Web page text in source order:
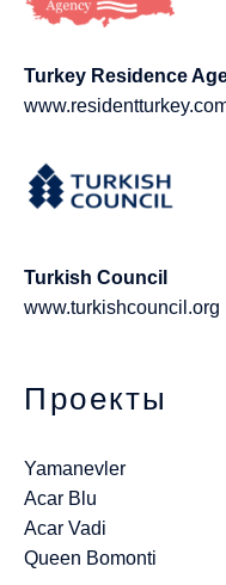
Turkey Residence
Turkish Council
www.turkishcouncil.org
Проекты
Yamanevler
Acar Blu
Acar Vadi
Queen Bomonti